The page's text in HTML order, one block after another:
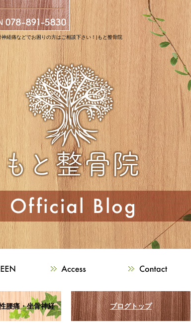
経痛などでお困りの方はご相談下さい！|もと整骨院
腰痛・坐骨神経 ブログトップ